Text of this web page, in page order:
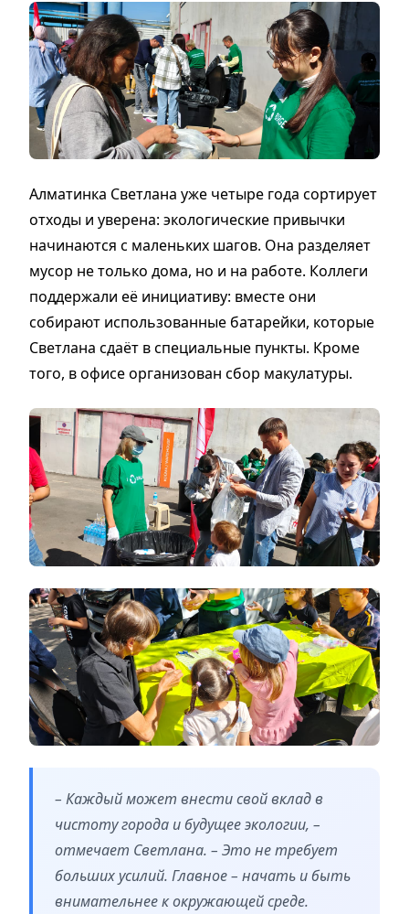
Алматинка Светлана уже четыре года сортирует
отходы и уверена: экологические привычки
начинаются с маленьких шагов. Она разделяет
мусор не только дома, но и на работе. Коллеги
поддержали её инициативу: вместе они
собирают использованные батарейки, которые
Светлана сдаёт в специальные пункты. Кроме
того, в офисе организован сбор макулатуры.
– Каждый может внести свой вклад в
чистоту города и будущее экологии, –
отмечает Светлана. – Это не требует
больших усилий. Главное – начать и быть
внимательнее к окружающей среде.